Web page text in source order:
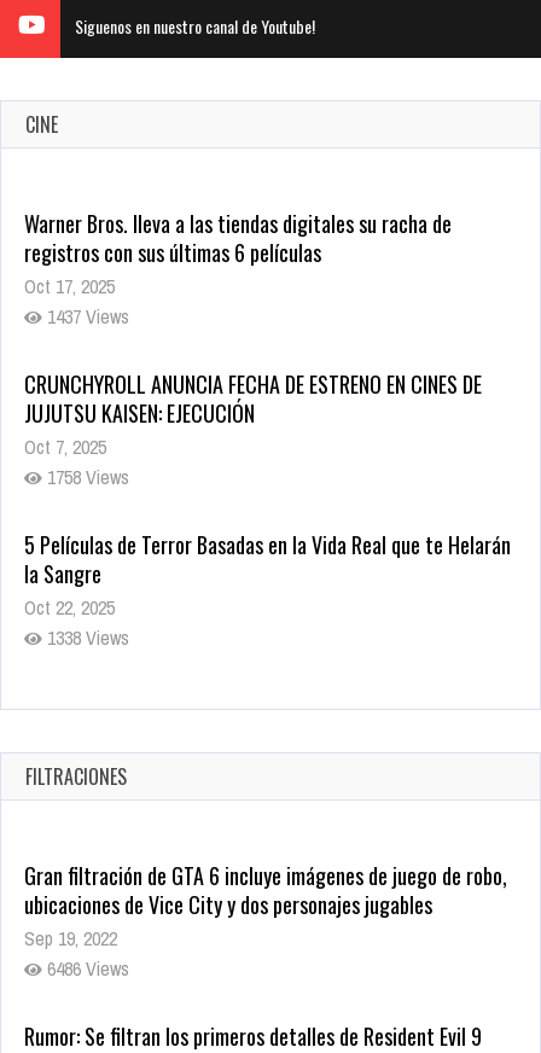
Siguenos en nuestro canal de Youtube!
CINE
Warner Bros. lleva a las tiendas digitales su racha de
registros con sus últimas 6 películas
Oct 17, 2025
1437 Views
CRUNCHYROLL ANUNCIA FECHA DE ESTRENO EN CINES DE
JUJUTSU KAISEN: EJECUCIÓN
Oct 7, 2025
1758 Views
5 Películas de Terror Basadas en la Vida Real que te Helarán
la Sangre
Oct 22, 2025
1338 Views
Revive el terror: El conjuro 4: Últimos ritos ya está disponible
Oct 20, 2025
1381 Views
FILTRACIONES
Gran filtración de GTA 6 incluye imágenes de juego de robo,
ubicaciones de Vice City y dos personajes jugables
Sep 19, 2022
6486 Views
Rumor: Se filtran los primeros detalles de Resident Evil 9